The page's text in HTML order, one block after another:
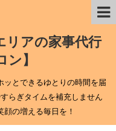
リアの家事代行
ン】
ッとできるゆとりの時間を届
らぎタイムを補充しません
の増える毎日を！